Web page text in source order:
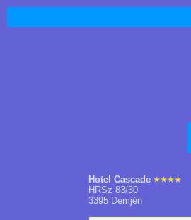
Hotel Cascade
HRSz 83/30
3395 Demjén